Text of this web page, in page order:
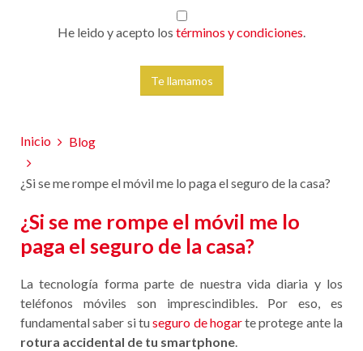
He leido y acepto los términos y condiciones.
Inicio Blog
¿Si se me rompe el móvil me lo paga el seguro de la casa?
¿Si se me rompe el móvil me lo
paga el seguro de la casa?
La tecnología forma parte de nuestra vida diaria y los
teléfonos móviles son imprescindibles. Por eso, es
fundamental saber si tuseguro de hogarte protege ante la
rotura accidental de tu smartphone.